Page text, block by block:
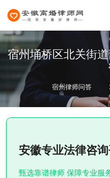
宿州埇桥区北关街
宿州律师问答
安徽专业法律咨
甄选靠谱律师 保障专业服